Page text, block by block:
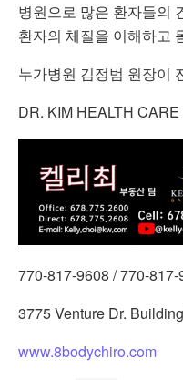
병원으로 많은 환자들의
환자의 체질을 이해하고
누가병원 김정범 원장이
DR. KIM HEALTH CARE
770-817-9608 / 770-817-
3775 Venture Dr.
www.8bodychiro.com